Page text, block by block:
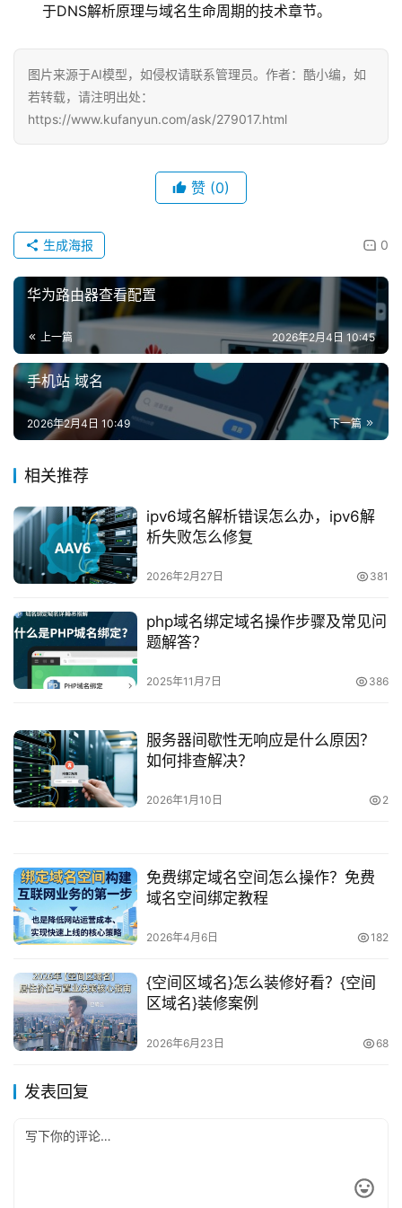
于DNS解析原理与域名生命周期的技术章节。
图片来源于AI模型，如侵权请联系管理员。作者：酷小编，如
若转载，请注明出处：
https://www.kufanyun.com/ask/279017.html
赞 (0)
0
生成海报
华为路由器查看配置
上一篇 2026年2月4日 10:45
手机站 域名
下一篇
2026年2月4日 10:49
相关推荐
ipv6域名解析错误怎么办，ipv6解
析失败怎么修复
2026年2月27日 381
php域名绑定域名操作步骤及常见问
题解答？
2025年11月7日 386
服务器间歇性无响应是什么原因？
如何排查解决？
2026年1月10日 2
免费绑定域名空间怎么操作？免费
域名空间绑定教程
2026年4月6日 182
{空间区域名}怎么装修好看？{空间
区域名}装修案例
2026年6月23日 68
发表回复